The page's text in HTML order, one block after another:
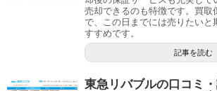
売却できるのも特徴です。買取
で、この日までには売りたいと
すすめです。
記事を読む
東急リバブルの口コミ